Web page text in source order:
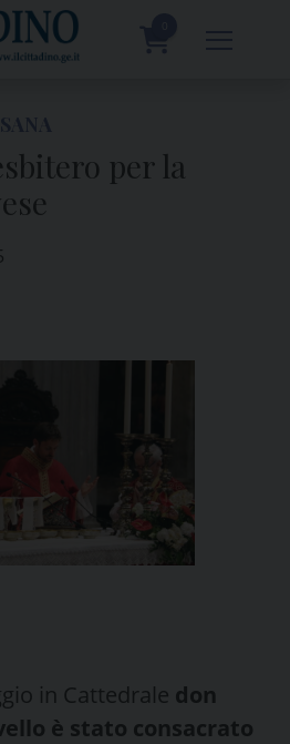
per la
in Cattedrale don
è stato consacrato